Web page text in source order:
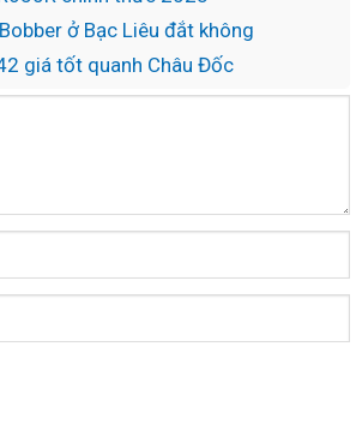
ở Bạc Liêu đắt không
giá tốt quanh Châu Đốc